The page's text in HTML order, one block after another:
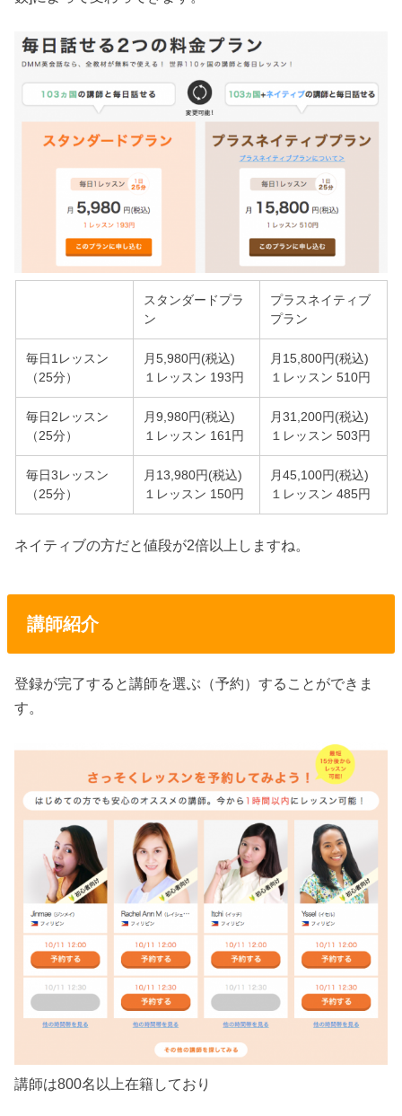
スタンダードプラ
ン
プラスネイティブ
プラン
毎日1レッスン
（25分）
月5,980円(税込)
１レッスン 193円
月15,800円(税込)
１レッスン 510円
毎日2レッスン
（25分）
月9,980円(税込)
１レッスン 161円
月31,200円(税込)
１レッスン 503円
毎日3レッスン
（25分）
月13,980円(税込)
１レッスン 150円
月45,100円(税込)
１レッスン 485円
ネイティブの方だと値段が2倍以上しますね。
講師紹介
登録が完了すると講師を選ぶ（予約）することができま
す。
講師は800名以上在籍しており